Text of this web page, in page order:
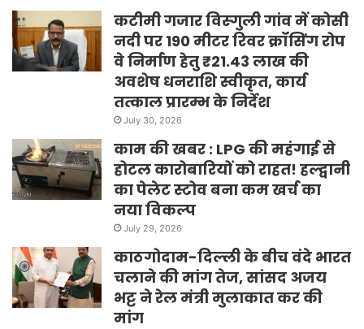
कटीमी गजार विस्गुली गांव में कोसी
नदी पर 190 मीटर रिवर क्रॉसिंग रोप
वे निर्माण हेतु ₹21.43 लाख की
अवशेष धनराशि स्वीकृत, कार्य
तत्काल प्रारम्भ के निर्देश
July 30, 2026
काम की खबर : LPG की महंगाई से
होटल कारोबारियों को राहत! हल्द्वानी
का पेलेट स्टोव बना कम खर्च का
नया विकल्प
July 29, 2026
काठगोदाम-दिल्ली के बीच वंदे भारत
चलाने की मांग तेज, सांसद अजय
भट्ट ने रेल मंत्री मुलाकात कर की
मांग